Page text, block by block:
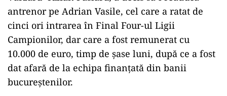
pe motiv că va fi selecționerul Danemarcei. Dar,
Helle Thomsen era anunțată ca antrenor al
echipei naționale a Danemarcei încă din aprilie
2025, ceea ce au știut și „vătafii” de la CSM
București.
Brusc, Helle Thomsen a anunțat că renunță la